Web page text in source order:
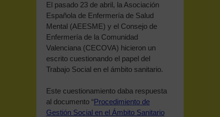
El pasado 23 de abril, la Asociación
Española de Enfermería de Salud
Mental (AEESME) y el Consejo de
Enfermería de la Comunidad
Valenciana (CECOVA) hicieron un
escrito cuestionando el papel del
Trabajo Social en el ámbito sanitario.
Este cuestionamiento daba respuesta
al documento “Procedimiento de
Gestión Social en el Ámbito Sanitario